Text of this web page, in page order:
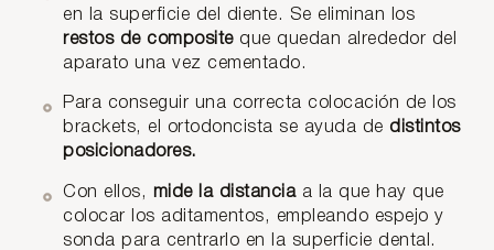
en la superficie del diente. Se eliminan los
restos de compositeque quedan alrededor del
aparato una vez cementado.
Para conseguir una correcta colocación de los
brackets, el ortodoncista se ayuda de distintos
posicionadores.
Con ellos, mide la distancia a la que hay que
colocar los aditamentos, empleando espejo y
sonda para centrarlo en la superficie dental.